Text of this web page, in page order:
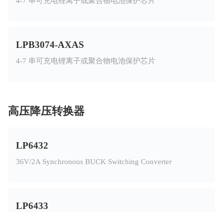
LPB3074-AXAS
4-7 串可充电锂离子或聚合物电池保护芯片
高压降压转换器
LP6432
36V/2A Synchronous BUCK Switching Converter
LP6433